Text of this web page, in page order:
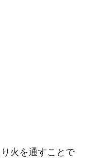
火を通すことで